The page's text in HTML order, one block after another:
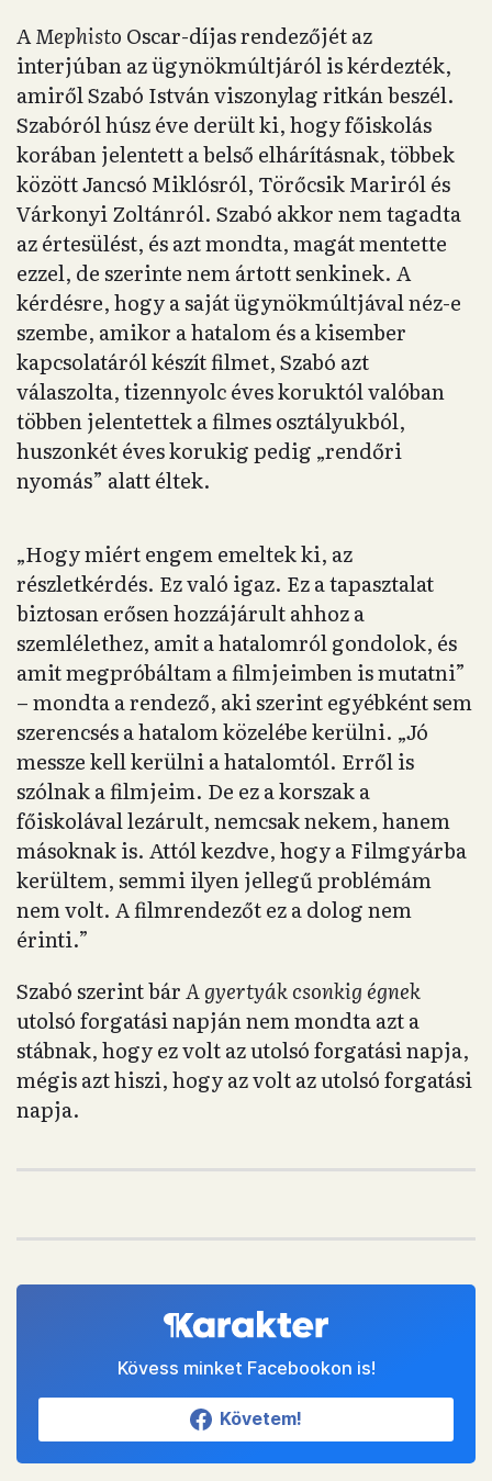
AMephisto Oscar-díjas rendezőjét az
interjúban az ügynökmúltjáról is kérdezték,
amiről Szabó István viszonylag ritkán beszél.
Szabóról húsz éve derült ki, hogy főiskolás
korában jelentett a belső elhárításnak, többek
között Jancsó Miklósról, Törőcsik Mariról és
Várkonyi Zoltánról. Szabó akkor nem tagadta
az értesülést, és azt mondta, magát mentette
ezzel, de szerinte nem ártott senkinek. A
kérdésre, hogy a saját ügynökmúltjával néz-e
szembe, amikor a hatalom és a kisember
kapcsolatáról készít filmet, Szabó azt
válaszolta, tizennyolc éves koruktól valóban
többen jelentettek a filmes osztályukból,
huszonkét éves korukig pedig „rendőri
nyomás” alatt éltek.
„Hogy miért engem emeltek ki, az
részletkérdés. Ez való igaz. Ez a tapasztalat
biztosan erősen hozzájárult ahhoz a
szemlélethez, amit a hatalomról gondolok, és
amit megpróbáltam a filmjeimben is mutatni”
– mondta a rendező, aki szerint egyébként sem
szerencsés a hatalom közelébe kerülni. „Jó
messze kell kerülni a hatalomtól. Erről is
szólnak a filmjeim. De ez a korszak a
főiskolával lezárult, nemcsak nekem, hanem
másoknak is. Attól kezdve, hogy a Filmgyárba
kerültem, semmi ilyen jellegű problémám
nem volt. A filmrendezőt ez a dolog nem
érinti.”
Szabó szerint bárA gyertyák csonkig égnek
utolsó forgatási napján nem mondta azt a
stábnak, hogy ez volt az utolsó forgatási napja,
mégis azt hiszi, hogy az volt az utolsó forgatási
napja.
Kövess minket Facebookon is!
Követem!